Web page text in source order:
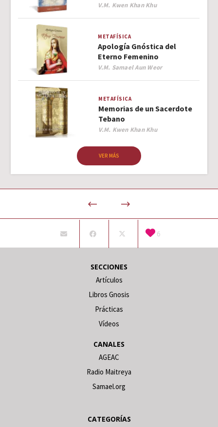
Author
V.M. Kwen Khan Khu
METAFÍSICA
Apología Gnóstica del
Eterno Femenino
Author
V.M. Samael Aun Weor
METAFÍSICA
Memorias de un Sacerdote
Tebano
Author
V.M. Kwen Khan Khu
VER MÁS
6
SECCIONES
Artículos
Libros Gnosis
Prácticas
Vídeos
CANALES
AGEAC
Radio Maitreya
Samael.org
CATEGORÍAS